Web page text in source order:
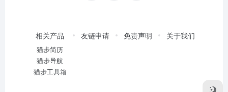
相关产品
猫步简历
猫步导航
猫步工具箱
友链申请 免责声明 关于我们